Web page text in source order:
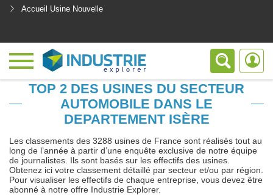
Accueil Usine Nouvelle
TOP 2 DES USINES DU SECTEUR
AUTOMOBILE DANS LE
DEPARTEMENT ISÈRE
Les classements des 3288 usines de France sont réalisés tout au
long de l’année à partir d’une enquête exclusive de notre équipe
de journalistes. Ils sont basés sur les effectifs des usines.
Obtenez ici votre classement détaillé par secteur et/ou par région.
Pour visualiser les effectifs de chaque entreprise, vous devez être
abonné à notre offre Industrie Explorer.